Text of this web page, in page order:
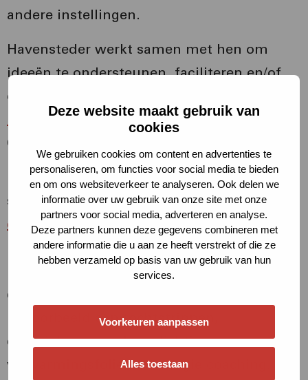
Deze website maakt gebruik van
cookies
We gebruiken cookies om content en advertenties te
personaliseren, om functies voor social media te bieden
en om ons websiteverkeer te analyseren. Ook delen we
informatie over uw gebruik van onze site met onze
partners voor social media, adverteren en analyse.
Deze partners kunnen deze gegevens combineren met
andere informatie die u aan ze heeft verstrekt of die ze
hebben verzameld op basis van uw gebruik van hun
services.
Voorkeuren aanpassen
Alles toestaan
andere instellingen.
Havensteder werkt samen met hen om
ideeën te ondersteunen, faciliteren en/of
op te zetten. Denk bijvoorbeeld aan
huiskamers of de energiekeet van
Opzoomer Mee.
Daarnaast heeft gemeente Rotterdam een
samenwerking met verschillende
energieklus-partijen. Elk gebied in
Rotterdam kreeg een partij toegewezen die
in dat gebied bewoners voorziet van
energiebesparende maatregelen (denk
bijvoorbeeld aan tochtstrippen,
energiebesparende verlichting en
verwarmingsfolie) en energie coaching.